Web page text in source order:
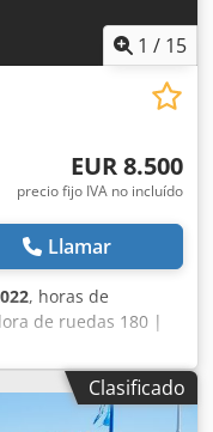
1 / 15
EUR 8.500
precio fijo IVA no incluído
Llamar
, horas de
de ruedas 180 |
Dkedjznbruopfx
disponible en su
envío para estimar
por 8500 EUR o
Clasificado